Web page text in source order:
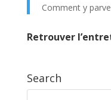
Comment y
Retrouver
Search